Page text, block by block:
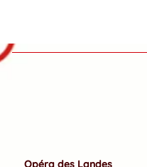
Opéra des Landes